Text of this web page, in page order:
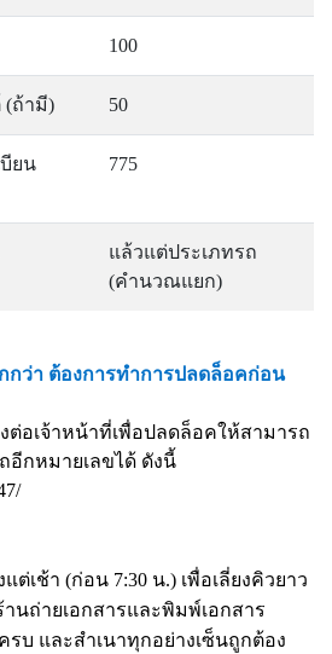
100
(ถ้ามี) 50
ยน
775
แล้วแต่ประเภทรถ
(คำนวณแยก)
ว่า ต้องการทำการปลดล็อคก่อน
อเจ้าหน้าที่เพื่อปลดล็อคให้สามารถ
อีกหมายเลขได้ ดังนี้
ต่เช้า (ก่อน 7:30 น.) เพื่อเลี่ยงคิวยาว
นถ่ายเอกสารและพิมพ์เอกสาร
รบ และสำเนาทุกอย่างเซ็นถูกต้อง